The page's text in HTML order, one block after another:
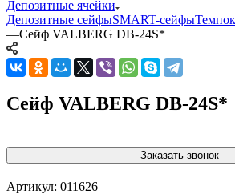
Депозитные ячейки
Депозитные сейфыSMART-сейфы
—Сейф VALBERG DB-24S*
Сейф VALBERG DB-24S*
Заказать звонок
Артикул: 011626